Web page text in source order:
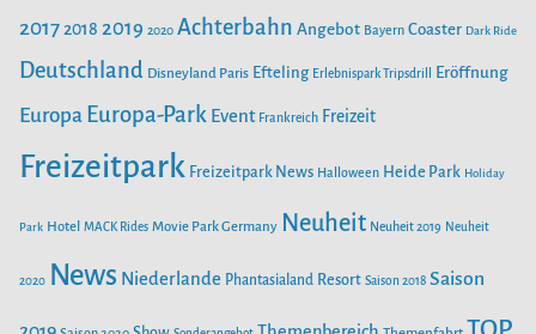
SAISONSTART IM PLAYMOBIL-FUNPARK
FEUER IM FREIZEITPARK FREIZEIT-LAND GEISELWIND SORGT
FREIZEITPARK PLOHN BAUT WELTNEUHEIT! ERSTER MULTI
LAUNCH WASSERACHTERBAHN!
o
o
g
r
m
b
e
2017 2018 2019 2020 Achterbahn Angebot Bayern Coaster Dark Ride
Deutschland Disneyland Paris Efteling Erlebnispark Tripsdrill Eröffnung
Europa Europa-Park Event Frankreich Freizeit
Freizeitpark Freizeitpark News Halloween Heide Park Holiday
Park Hotel MACK Rides Movie Park Germany Neuheit Neuheit 2019 Neuheit
2020 News Niederlande Phantasialand Resort Saison 2018 Saison